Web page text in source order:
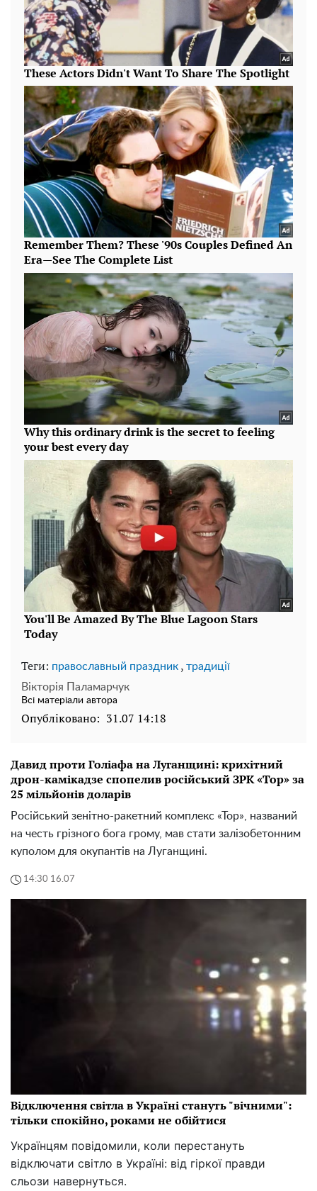
Теги: православный праздник , традиції
Вікторія Паламарчук
Всі матеріали автора
Опубліковано: 31.07 14:18
Давид проти Голіафа на Луганщині: крихітний
дрон-камікадзе спопелив російський ЗРК «Тор» за
25 мільйонів доларів
Російський зенітно-ракетний комплекс «Тор», названий
на честь грізного бога грому, мав стати залізобетонним
куполом для окупантів на Луганщині.
14:30 16.07
Відключення світла в Україні стануть "вічними":
тільки спокійно, роками не обійтися
Українцям повідомили, коли перестануть
відключати світло в Україні: від гіркої правди
сльози навернуться.